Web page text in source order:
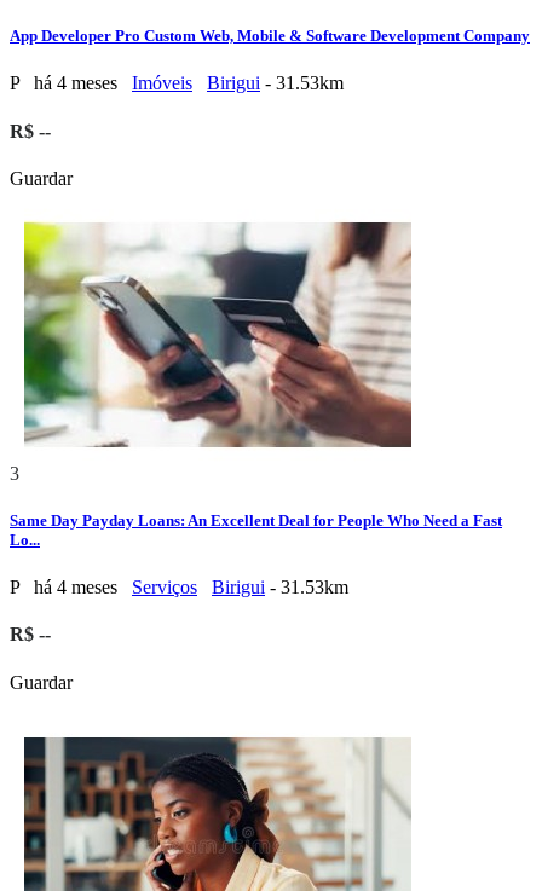
App Developer Pro Custom Web, Mobile & Software Development Company
P há 4 meses Imóveis Birigui - 31.53km
R$ --
Guardar
3
Same Day Payday Loans: An Excellent Deal for People Who Need a Fast
Lo...
P há 4 meses Serviços Birigui - 31.53km
R$ --
Guardar